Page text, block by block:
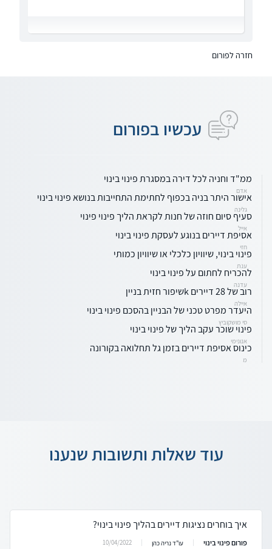
חזרה לפורום
עכשיו בפורום
ממ"ד וחניה לכל דירה במסגרת פינוי בינוי
אדם
אישור היתר בניה בכפוף לחתימת התחייבות בנושא פינוי בינוי
גלינה
סעיף סיום חוזה של חנות לקראת הליך פינוי פינוי
אייל
אסיפת דיירים בנוגע לעסקת פינוי בינוי
חזי
פינוי בינוי, שיוויון כלכלי או שיוויון כמותי
ענת
להכריח לחתום על פינוי בינוי
עדנה
רוב של 28 דיירים kשיפור חזית בניין
איילה
היעדר מפרט טכני של הבניין בהסכם פינוי בינוי
סי מושקוביץ
פינוי שוכר עקב הליך של פינוי בינוי
אנונימי
כינוס אסיפת דיירים בזמן גל תחלואה בקורונה
מ
עוד שאלות ותשובות שנענו
איך בוחרים נציגות דיירים בהליך פינוי בינוי?
פורום פינוי בינוי עו"ד נריה כהן 10/04/2022